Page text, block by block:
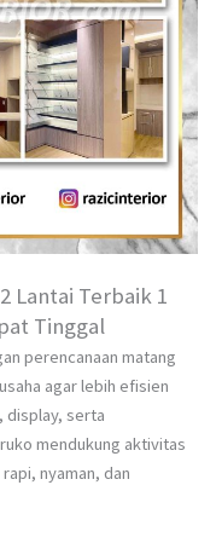
Lantai Terbaik 1
Tinggal
perencanaan matang
agar lebih efisien
display, serta
mendukung aktivitas
nyaman, dan